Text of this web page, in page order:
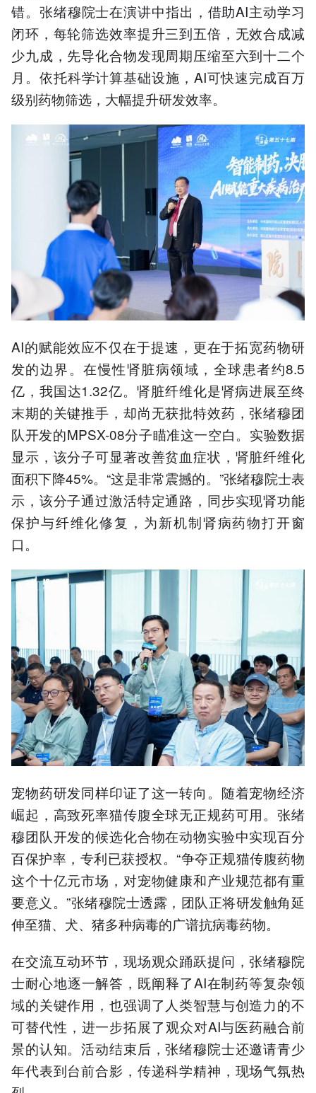
错。张绪穆院士在演讲中指出，借助AI主动学习
闭环，每轮筛选效率提升三到五倍，无效合成减
少九成，先导化合物发现周期压缩至六到十二个
月。依托科学计算基础设施，AI可快速完成百万
级别药物筛选，大幅提升研发效率。
AI的赋能效应不仅在于提速，更在于拓宽药物研
发的边界。在慢性肾脏病领域，全球患者约8.5
亿，我国达1.32亿。肾脏纤维化是肾病进展至终
末期的关键推手，却尚无获批特效药，张绪穆团
队开发的MPSX-08分子瞄准这一空白。实验数据
显示，该分子可显著改善贫血症状，肾脏纤维化
面积下降45%。“这是非常震撼的。”张绪穆院士表
示，该分子通过激活特定通路，同步实现肾功能
保护与纤维化修复，为新机制肾病药物打开窗
口。
宠物药研发同样印证了这一转向。随着宠物经济
崛起，高致死率猫传腹全球无正规药可用。张绪
穆团队开发的候选化合物在动物实验中实现百分
百保护率，专利已获授权。“争夺正规猫传腹药物
这个十亿元市场，对宠物健康和产业规范都有重
要意义。”张绪穆院士透露，团队正将研发触角延
伸至猫、犬、猪多种病毒的广谱抗病毒药物。
在交流互动环节，现场观众踊跃提问，张绪穆院
士耐心地逐一解答，既阐释了AI在制药等复杂领
域的关键作用，也强调了人类智慧与创造力的不
可替代性，进一步拓展了观众对AI与医药融合前
景的认知。活动结束后，张绪穆院士还邀请青少
年代表到台前合影，传递科学精神，现场气氛热